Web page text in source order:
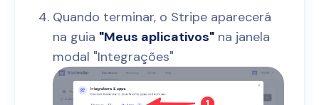
Quando terminar, o Stripe aparecerá
na guia "Meus aplicativos" na janela
modal "Integrações"